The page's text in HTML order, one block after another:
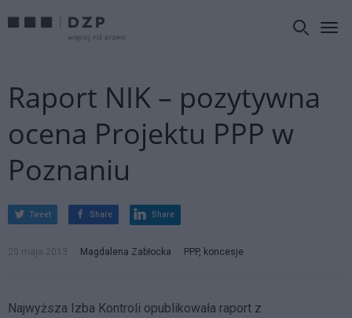
Raport NIK – pozytywna
ocena Projektu PPP w
Poznaniu
Tweet Share Share
20 maja 2013 Magdalena Zabłocka PPP, koncesje
Najwyższa Izba Kontroli opublikowała raport z